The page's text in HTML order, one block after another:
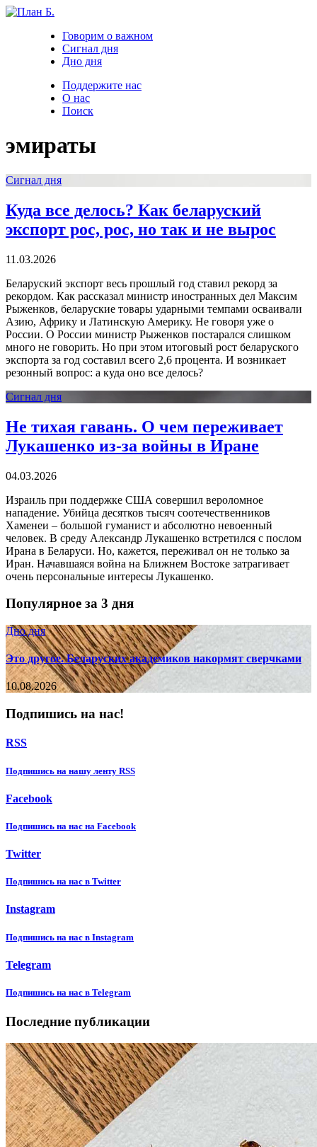
Говорим о важном
Сигнал дня
Дно дня
Поддержите нас
О нас
Поиск
эмираты
Сигнал дня
Куда все делось? Как беларуский
экспорт рос, рос, но так и не вырос
11.03.2026
Беларуский экспорт весь прошлый год ставил рекорд за
рекордом. Как рассказал министр иностранных дел Максим
Рыженков, беларуские товары ударными темпами осваивали
Азию, Африку и Латинскую Америку. Не говоря уже о
России. О России министр Рыженков постарался слишком
много не говорить. Но при этом итоговый рост беларуского
экспорта за год составил всего 2,6 процента. И возникает
резонный вопрос: а куда оно все делось?
Сигнал дня
Не тихая гавань. О чем переживает
Лукашенко из-за войны в Иране
04.03.2026
Израиль при поддержке США совершил вероломное
нападение. Убийца десятков тысяч соотечественников
Хаменеи – большой гуманист и абсолютно невоенный
человек. В среду Александр Лукашенко встретился с послом
Ирана в Беларуси. Но, кажется, переживал он не только за
Иран. Начавшаяся война на Ближнем Востоке затрагивает
очень персональные интересы Лукашенко.
Популярное за 3 дня
Дно дня
Это другое. Беларуских академиков накормят сверчками
10.08.2026
Подпишись на нас!
RSS
Подпишиcь на нашу ленту RSS
Facebook
Подпишиcь на нас на Facebook
Twitter
Подпишиcь на нас в Twitter
Instagram
Подпишиcь на нас в Instagram
Telegram
Подпишиcь на нас в Telegram
Последние публикации